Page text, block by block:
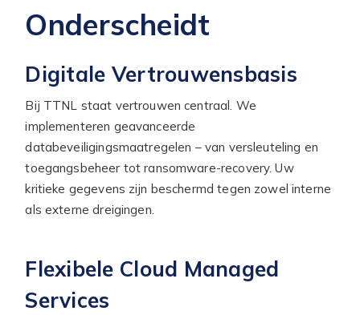
Onderscheidt
Digitale Vertrouwensbasis
Bij TTNL staat vertrouwen centraal. We
implementeren geavanceerde
databeveiligingsmaatregelen – van versleuteling en
toegangsbeheer tot ransomware-recovery. Uw
kritieke gegevens zijn beschermd tegen zowel interne
als externe dreigingen.
Flexibele Cloud Managed
Services